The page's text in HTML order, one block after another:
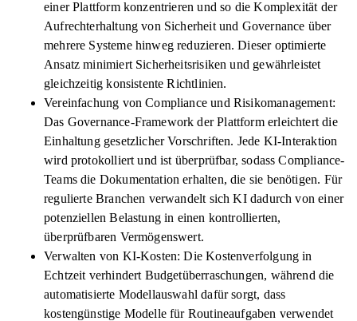
einer Plattform konzentrieren und so die Komplexität der
Aufrechterhaltung von Sicherheit und Governance über
mehrere Systeme hinweg reduzieren. Dieser optimierte
Ansatz minimiert Sicherheitsrisiken und gewährleistet
gleichzeitig konsistente Richtlinien.
Vereinfachung von Compliance und Risikomanagement:
Das Governance-Framework der Plattform erleichtert die
Einhaltung gesetzlicher Vorschriften. Jede KI-Interaktion
wird protokolliert und ist überprüfbar, sodass Compliance-
Teams die Dokumentation erhalten, die sie benötigen. Für
regulierte Branchen verwandelt sich KI dadurch von einer
potenziellen Belastung in einen kontrollierten,
überprüfbaren Vermögenswert.
Verwalten von KI-Kosten: Die Kostenverfolgung in
Echtzeit verhindert Budgetüberraschungen, während die
automatisierte Modellauswahl dafür sorgt, dass
kostengünstige Modelle für Routineaufgaben verwendet